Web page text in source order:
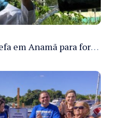
Cosama inicia força-tarefa em Anamã para fortalecer abastecimento de água e segurança hídrica da população